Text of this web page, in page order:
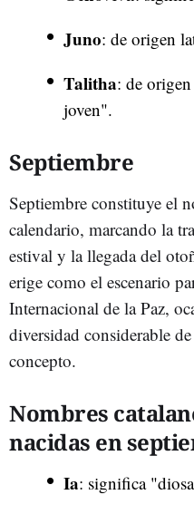
Juno: de origen
Talitha: de
joven".
Septiembre
Septiembre constituye el
calendario, marcando la
estival y la llegada del
erige como el escenario
Internacional de la Paz,
diversidad considerable
concepto.
Nombres
nacidas en
Ia: significa